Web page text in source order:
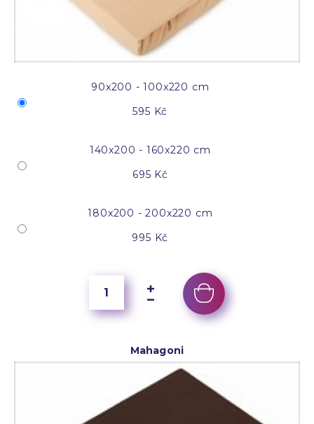
90x200 - 100x220 cm
595 Kč
140x200 - 160x220 cm
695 Kč
180x200 - 200x220 cm
995 Kč
Mahagoni